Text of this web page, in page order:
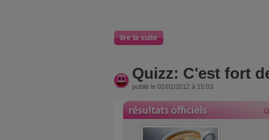
lire la suite
Quizz: C'est fort
publié le 02/01/2012 à 15:03